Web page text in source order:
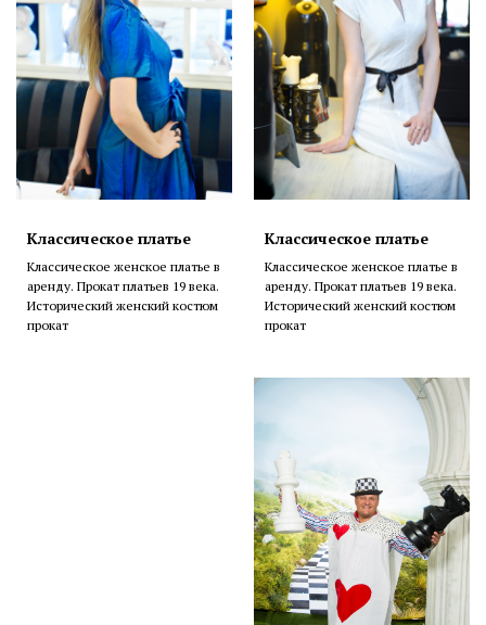
Классическое платье
Классическое женское платье в
аренду. Прокат платьев 19 века.
Исторический женский костюм
прокат
Классическое платье
Классическое женское платье в
аренду. Прокат платьев 19 века.
Исторический женский костюм
прокат